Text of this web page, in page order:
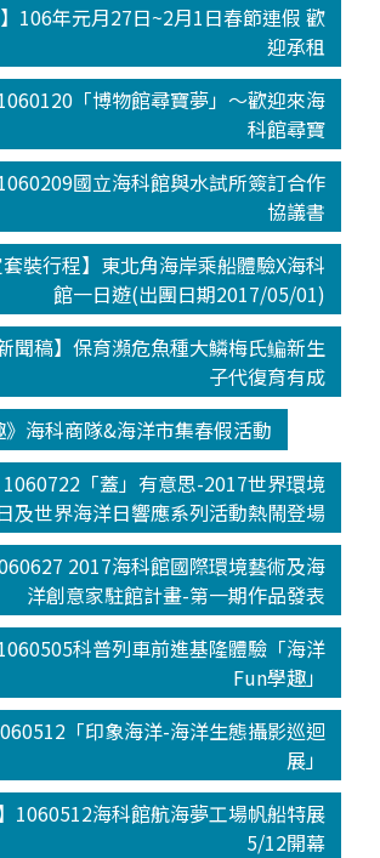
】106年元月27日~2月1日春節連假 歡
迎承租
「博物館尋寶夢」～歡迎來海
科館尋寶
國立海科館與水試所簽訂合作
協議書
套裝行程】東北角海岸乘船體驗X海科
館一日遊(出團日期2017/05/01)
聞稿】保育瀕危魚種大鱗梅氏鳊新生
子代復育有成
》海科商隊&海洋市集春假活動
1060722「蓋」有意思-2017世界環境
及世界海洋日響應系列活動熱鬧登場
2017海科館國際環境藝術及海
洋創意家駐館計畫-第一期作品發表
科普列車前進基隆體驗「海洋
Fun學趣」
「印象海洋-海洋生態攝影巡迴
展」
1060512海科館航海夢工場帆船特展
5/12開幕